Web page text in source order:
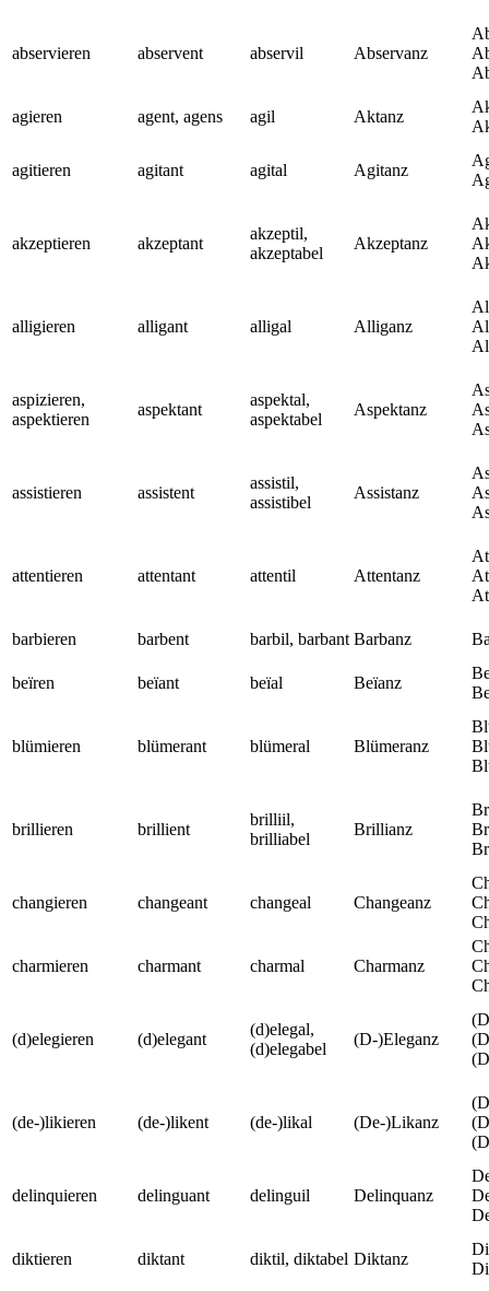
abservieren abservent abservil Abservanz
agieren agent, agens agil Aktanz
agitieren agitant agital Agitanz
akzeptieren akzeptant
akzeptil,
akzeptabel
Akzeptanz
alligieren alligant alligal Alliganz
aspizieren,
aspektieren
aspektant
aspektal,
aspektabel
Aspektanz
assistieren assistent
assistil,
assistibel
Assistanz
attentieren attentant attentil Attentanz
barbieren barbent barbil, barbant Barbanz
beïren beïant beïal Beïanz
blümieren blümerant blümeral Blümeranz
brillieren brillient
brilliil,
brilliabel
Brillianz
changieren changeant changeal Changeanz
charmieren charmant charmal Charmanz
(d)elegieren (d)elegant
(d)elegal,
(d)elegabel
(D-)Eleganz
(de-)likieren (de-)likent (de-)likal (De-)Likanz
delinquieren delinguant delinguil Delinquanz
diktieren diktant diktil, diktabel Diktanz